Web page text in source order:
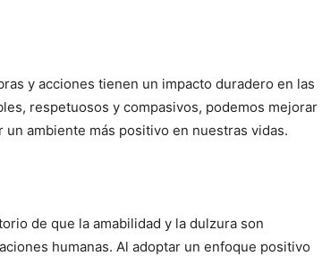
y acciones tienen un impacto duradero en las
respetuosos y compasivos, podemos mejorar
ambiente más positivo en nuestras vidas.
de que la amabilidad y la dulzura son
humanas. Al adoptar un enfoque positivo